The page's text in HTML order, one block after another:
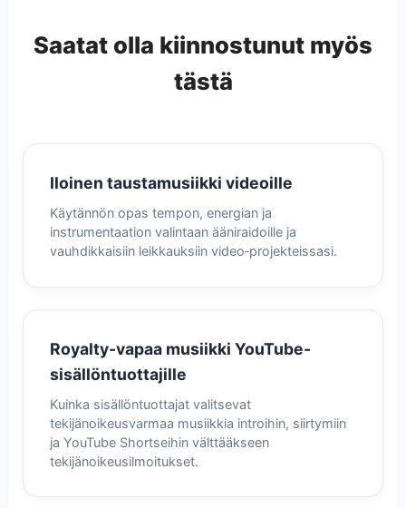
Saatat olla kiinnostunut myös
tästä
Iloinen taustamusiikki videoille
Käytännön opas tempon, energian ja
instrumentaation valintaan ääniraidoille ja
vauhdikkaisiin leikkauksiin video‑projekteissasi.
Royalty-vapaa musiikki YouTube-
sisällöntuottajille
Kuinka sisällöntuottajat valitsevat
tekijänoikeusvarmaa musiikkia introihin, siirtymiin
ja YouTube Shortseihin välttääkseen
tekijänoikeusilmoitukset.